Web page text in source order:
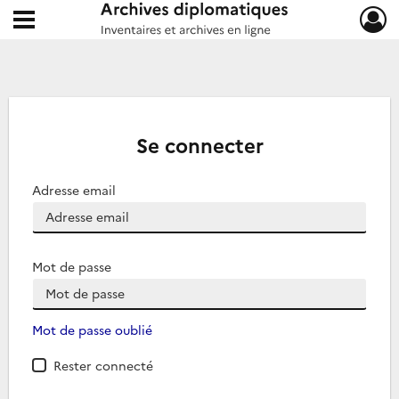
Archives diplomatiques
Ouvrir le menu déroulant
Se connecter
Adresse email
Mot de passe
Mot de passe oublié
Rester connecté